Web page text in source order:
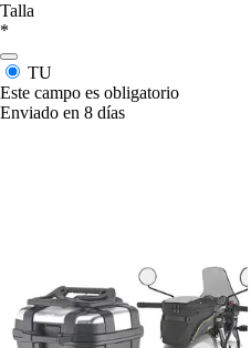
Talla
*
TU
Este campo es obligatorio
Enviado en 8 días